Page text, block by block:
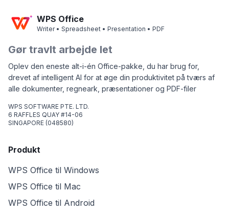
WPS Office
Writer • Spreadsheet • Presentation • PDF
Gør travlt arbejde let
Oplev den eneste alt-i-én Office-pakke, du har brug for,
drevet af intelligent AI for at øge din produktivitet på tværs af
alle dokumenter, regneark, præsentationer og PDF-filer
WPS SOFTWARE PTE. LTD.
6 RAFFLES QUAY #14-06
SINGAPORE (048580)
Produkt
WPS Office til Windows
WPS Office til Mac
WPS Office til Android